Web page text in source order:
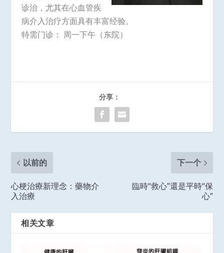
诊治，尤其在心血管疾
病介入治疗方面具有丰富经验。
特需门诊： 周一下午（东院）
分享：
以前的
心梗治療新理念：藥物介
入治療
下一个
臨時“救心”還是平時“保
心”
相关文章